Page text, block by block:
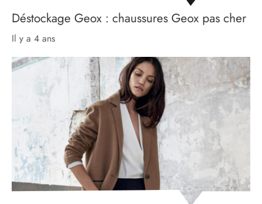
Déstockage Geox : chaussures Geox pas cher
il y a 4 ans